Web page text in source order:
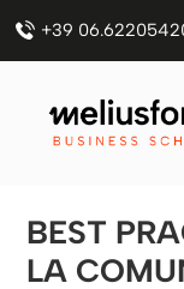
+39
BEST
LA